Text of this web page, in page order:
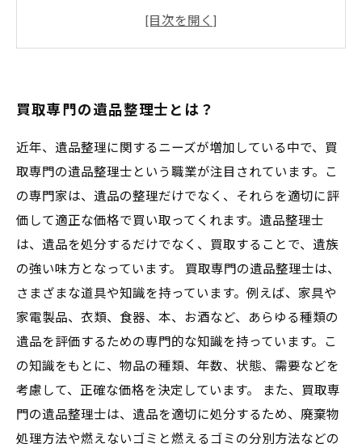
家具や家電製品の買取におすすめな時期
買取専門の遺品整理士とは？
近年、遺品整理に関するニーズが増加している中で、買
取専門の遺品整理士という職業が注目されています。こ
の専門家は、遺品の整理だけでなく、それらを適切に評
価して適正な価格で買い取ってくれます。遺品整理士
は、遺品を処分するだけでなく、買取することで、遺族
の強い味方となっています。 買取専門の遺品整理士は、
さまざまな道具や知識を持っています。例えば、家具や
家電製品、衣類、食器、本、お酒など、あらゆる種類の
遺品を評価するための専門的な知識を持っています。こ
の知識をもとに、物品の種類、年数、状態、需要などを
考慮して、正確な価格を決定しています。 また、買取専
門の遺品整理士は、遺品を適切に処分するため、廃棄物
処理方法や燃えないゴミと燃えるゴミの分別方法などの